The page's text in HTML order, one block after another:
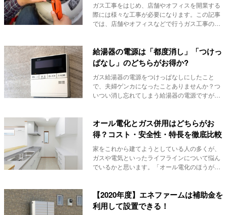
ガス工事をはじめ、店舗やオフィスを開業する
際には様々な工事が必要になります。この記事
では、店舗やオフィスなどで行うガス工事の基
給湯器の電源は「都度消し」「つけっ
ぱなし」のどちらがお得か?
ガス給湯器の電源をつけっぱなしにしたこと
で、夫婦ゲンカになったことありませんか？つ
いつい消し忘れてしまう給湯器の電源ですが、
オール電化とガス併用はどちらがお
得？コスト・安全性・特長を徹底比較
家をこれから建てようとしている人の多くが、
ガスや電気といったライフラインについて悩ん
でいるかと思います。「オール電化のほうが光
【2020年度】エネファームは補助金を
利用して設置できる！